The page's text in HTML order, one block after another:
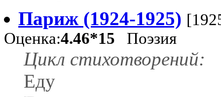
Париж (1924-1925)
Оценка:4.46*15 Поэзия
Цикл стихотворений:
Еду